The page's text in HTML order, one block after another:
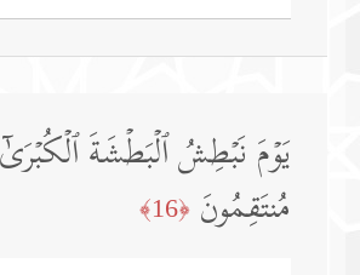
یَوۡمَ نَبۡطِشُ ٱلۡبَطۡشَةَ ٱلۡكُبۡرَىٰۤ
مُنتَقِمُونَ ﴿16﴾